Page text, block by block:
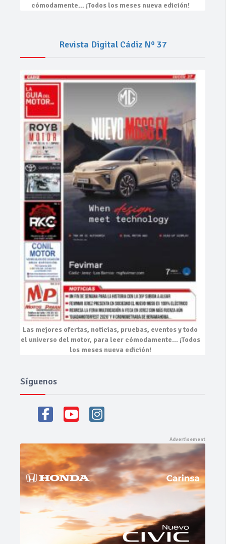
cómodamente… ¡Todos los meses nueva edición!
Revista Digital Cádiz Nº 37
Las mejores ofertas, noticias, pruebas, eventosy todo
el universo del motor, para leer cómodamente… ¡Todos
los meses nueva edición!
Síguenos